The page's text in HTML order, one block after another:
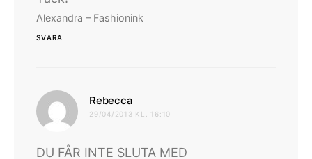
Alexandra – Fashionink
SVARA
Rebecca
29/04/2013 KL. 16:10
DU FÅR INTE SLUTA MED